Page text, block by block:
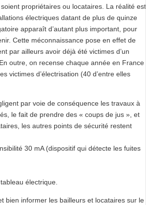
propriétaires ou locataires. La réalité est
électriques datant de plus de quinze
apparaît d’autant plus important, pour
Cette méconnaissance pose en effet de
par ailleurs avoir déjà été victimes d’un
outre, on recense chaque année en France
victimes d’électrisation (40 d’entre elles
par voie de conséquence les travaux à
le fait de prendre des « coups de jus », et
les autres points de sécurité restent
30 mA (dispositif qui détecte les fuites
électrique.
bien informer les bailleurs et locataires sur le